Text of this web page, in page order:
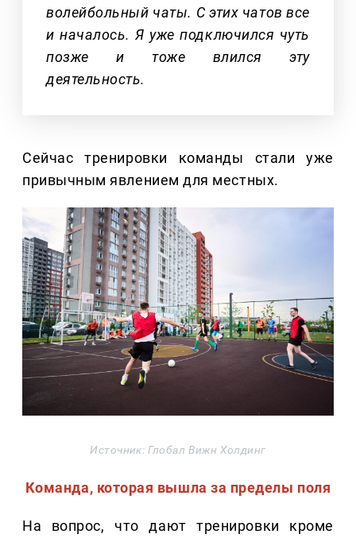
волейбольный чаты. С этих чатов все
и началось. Я уже подключился чуть
позже и тоже влился эту
деятельность.
Сейчас тренировки команды стали уже
привычным явлением для местных.
Источник: Глобал Вижн Холдинг
Команда, которая вышла за пределы поля
На вопрос, что дают тренировки кроме